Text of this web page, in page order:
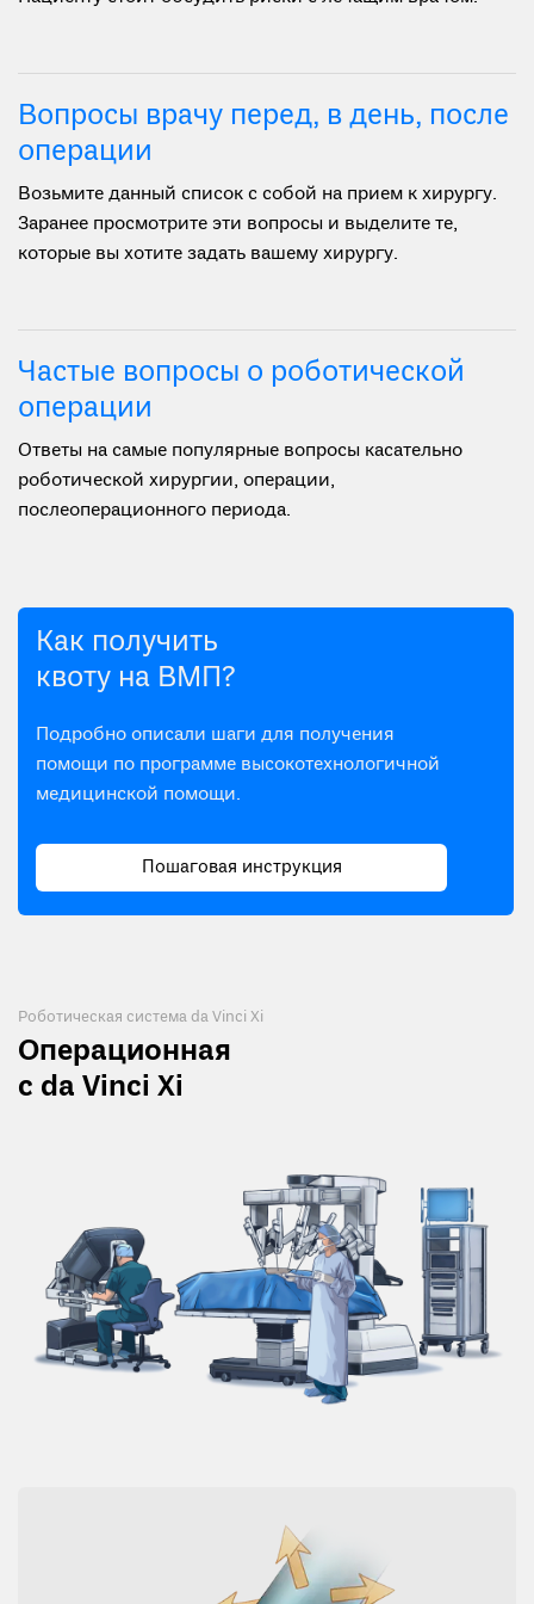
Вопросы врачу перед, в день, после
операции
Возьмите данный список с собой на прием к хирургу.
Заранее просмотрите эти вопросы и выделите те,
которые вы хотите задать вашему хирургу.
Частые вопросы о роботической
операции
Ответы на самые популярные вопросы касательно
роботической хирургии, операции,
послеоперационного периода.
Как получить
квоту на ВМП?
Подробно описали шаги для получения
помощи по программе высокотехнологичной
медицинской помощи.
Пошаговая инструкция
Роботическая система da Vinci Xi
Операционная
с da Vinci Xi